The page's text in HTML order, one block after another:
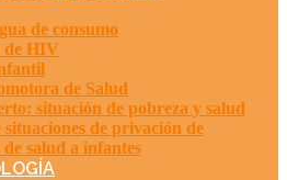
de consumo
de HIV
de Salud
situación de pobreza y salud
de privación de
salud a infantes